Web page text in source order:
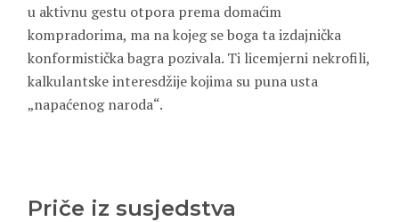
u aktivnu gestu otpora prema domaćim
kompradorima, ma na kojeg se boga ta izdajnička
konformistička bagra pozivala. Ti licemjerni nekrofili,
kalkulantske interesdžije kojima su puna usta
„napaćenog naroda“.
Priče iz susjedstva